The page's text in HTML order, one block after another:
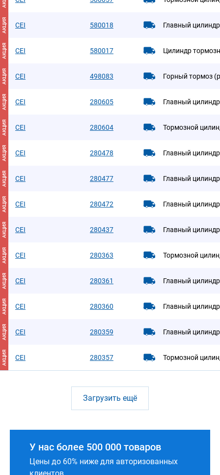
АКЦИЯ CEI 580018 Главный
АКЦИЯ CEI 580017 Цилиндр
АКЦИЯ CEI 498083 Горный тормоз
АКЦИЯ CEI 280605 Главный
АКЦИЯ CEI 280604 Тормозной
АКЦИЯ CEI 280478 Главный
АКЦИЯ CEI 280477 Главный
АКЦИЯ CEI 280472 Главный
АКЦИЯ CEI 280437 Главный
АКЦИЯ CEI 280363 Тормозной
АКЦИЯ CEI 280361 Главный
АКЦИЯ CEI 280360 Главный
АКЦИЯ CEI 280359 Главный
АКЦИЯ CEI 280357 Тормозной
Загрузить ещё
У нас более 500 000 товаров
Цены до 60% ниже для авторизованных